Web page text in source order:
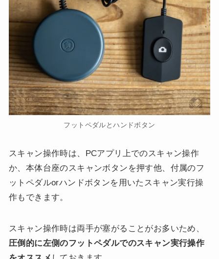
フットペダルとハンドボタン
スキャン操作時は、PCアプリ上でのスキャン操作
か、本体台座のスキャンボタンを押す他、付属のフ
ットペダルorハンドボタンを用いたスキャン実行操
作もできます。
スキャン操作時は両手が塞がることがお多いため、
圧倒的に左側のフットペダルでのスキャン実行操作